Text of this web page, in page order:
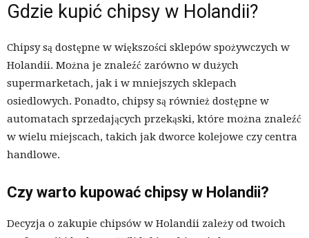
Gdzie kupić chipsy w Holandii?
Chipsy są dostępne w większości sklepów spożywczych w
Holandii. Można je znaleźć zarówno w dużych
supermarketach, jak i w mniejszych sklepach
osiedlowych. Ponadto, chipsy są również dostępne w
automatach sprzedających przekąski, które można znaleźć
w wielu miejscach, takich jak dworce kolejowe czy centra
handlowe.
Czy warto kupować chipsy w Holandii?
Decyzja o zakupie chipsów w Holandii zależy od twoich